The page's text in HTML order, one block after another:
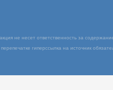
Телефон редакции: (063) 994-63-77
При